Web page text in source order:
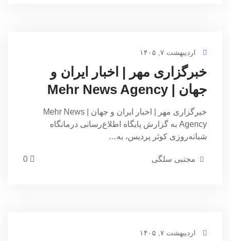
اردیبهشت ۷, ۱۴۰۵
خبرگزاری مهر | اخبار ایران و
جهان | Mehr News Agency
خبرگزاری مهر | اخبار ایران و جهان | Mehr News
Agency به گزارش پایگاه اطلاع‌رسانی درمانگاه
شبانه‌روزی کوثر پردیس، به…
مجتبی سلگی
اردیبهشت ۷, ۱۴۰۵